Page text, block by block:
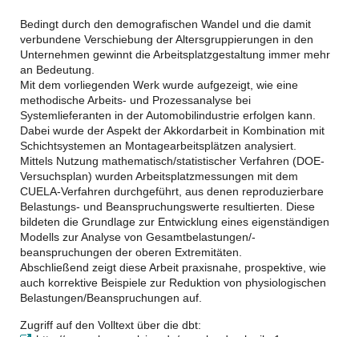
Bedingt durch den demografischen Wandel und die damit
verbundene Verschiebung der Altersgruppierungen in den
Unternehmen gewinnt die Arbeitsplatzgestaltung immer mehr
an Bedeutung.
Mit dem vorliegenden Werk wurde aufgezeigt, wie eine
methodische Arbeits- und Prozessanalyse bei
Systemlieferanten in der Automobilindustrie erfolgen kann.
Dabei wurde der Aspekt der Akkordarbeit in Kombination mit
Schichtsystemen an Montagearbeitsplätzen analysiert.
Mittels Nutzung mathematisch/statistischer Verfahren (DOE-
Versuchsplan) wurden Arbeitsplatzmessungen mit dem
CUELA-Verfahren durchgeführt, aus denen reproduzierbare
Belastungs- und Beanspruchungswerte resultierten. Diese
bildeten die Grundlage zur Entwicklung eines eigenständigen
Modells zur Analyse von Gesamtbelastungen/-
beanspruchungen der oberen Extremitäten.
Abschließend zeigt diese Arbeit praxisnahe, prospektive, wie
auch korrektive Beispiele zur Reduktion von physiologischen
Belastungen/Beanspruchungen auf.
Zugriff auf den Volltext über die dbt: